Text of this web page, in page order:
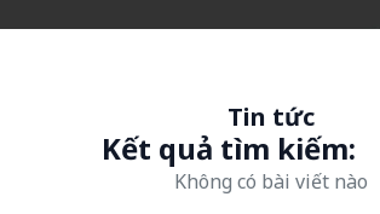
Tin tức
Kết quả tìm kiếm:
Không có bài viết nào